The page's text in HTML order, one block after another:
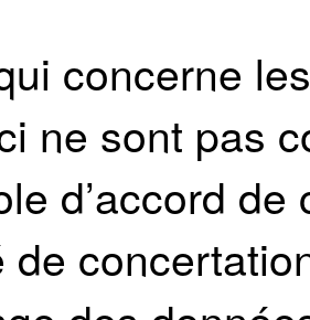
concerne
ne sont pas
d’accord
de